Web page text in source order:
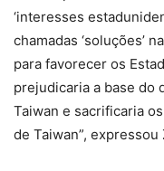
‘interesses
chamadas ‘soluções’
para favorecer os
prejudicaria a base do
Taiwan e sacrificaria
de Taiwan”, expressou